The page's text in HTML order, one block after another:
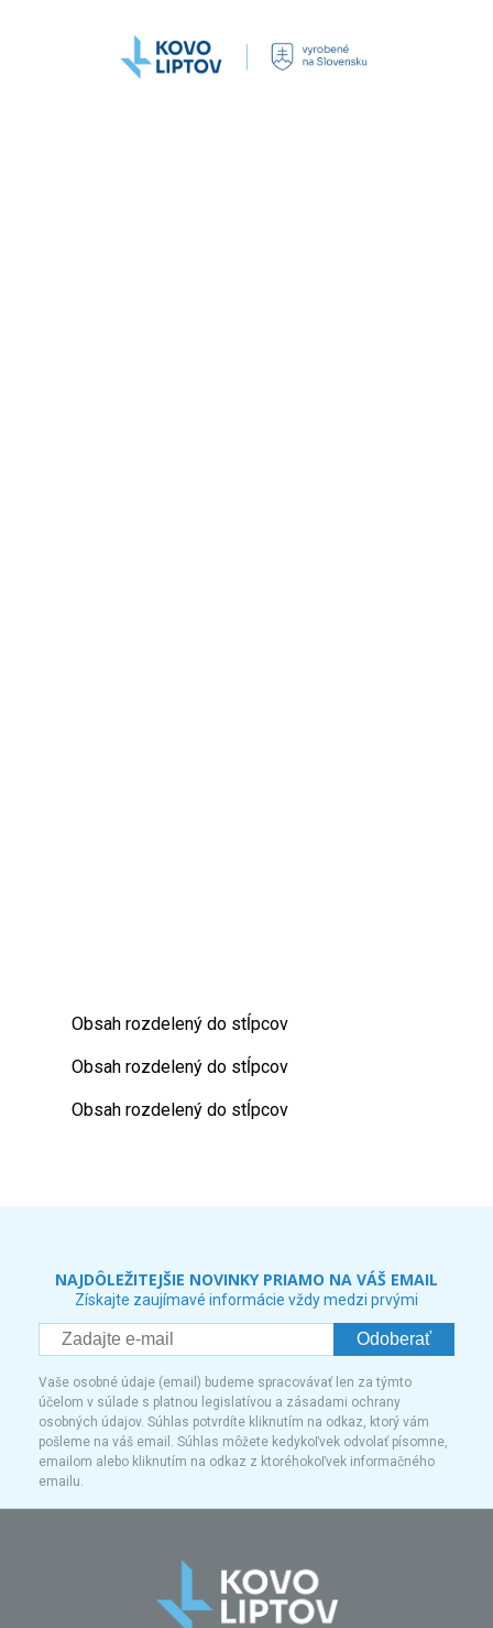
Obsah rozdelený do stĺpcov
Obsah rozdelený do stĺpcov
Obsah rozdelený do stĺpcov
NAJDÔLEŽITEJŠIE NOVINKY PRIAMO NA VÁŠ EMAIL
Získajte zaujímavé informácie vždy medzi prvými
Odoberať
Vaše osobné údaje (email) budeme spracovávať len za týmto
účelom v súlade s platnou legislatívou a zásadami ochrany
osobných údajov. Súhlas potvrdíte kliknutím na odkaz, ktorý vám
pošleme na váš email. Súhlas môžete kedykoľvek odvolať písomne,
emailom alebo kliknutím na odkaz z ktoréhokoľvek informačného
emailu.